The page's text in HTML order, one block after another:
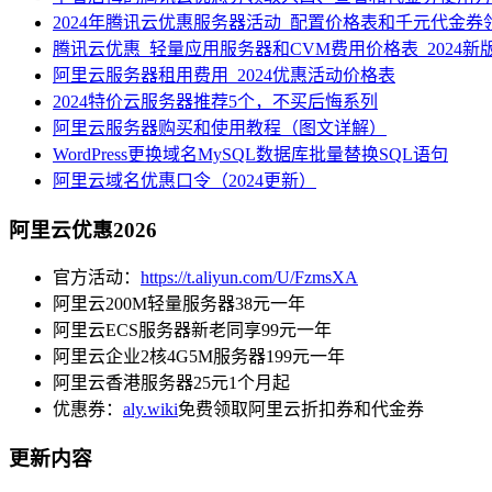
2024年腾讯云优惠服务器活动_配置价格表和千元代金券
腾讯云优惠_轻量应用服务器和CVM费用价格表_2024新
阿里云服务器租用费用_2024优惠活动价格表
2024特价云服务器推荐5个，不买后悔系列
阿里云服务器购买和使用教程（图文详解）
WordPress更换域名MySQL数据库批量替换SQL语句
阿里云域名优惠口令（2024更新）
阿里云优惠2026
官方活动： https://t.aliyun.com/U/FzmsXA
阿里云200M轻量服务器38元一年
阿里云ECS服务器新老同享99元一年
阿里云企业2核4G5M服务器199元一年
阿里云香港服务器25元1个月起
优惠券： aly.wiki免费领取阿里云折扣券和代金券
更新内容